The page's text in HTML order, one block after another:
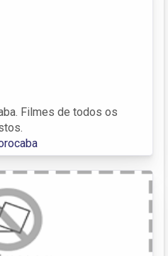
Filmes de todos os